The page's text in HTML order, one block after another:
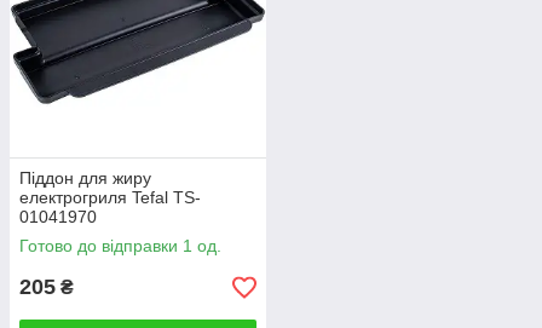
Піддон для жиру
електрогриля Tefal TS-
01041970
Готово до відправки 1 од.
205 ₴